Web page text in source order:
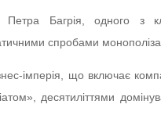
Петра Багрія, одного з
спробами
імперія, що включає
десятиліттями